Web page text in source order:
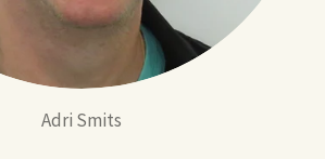
Adri Smits